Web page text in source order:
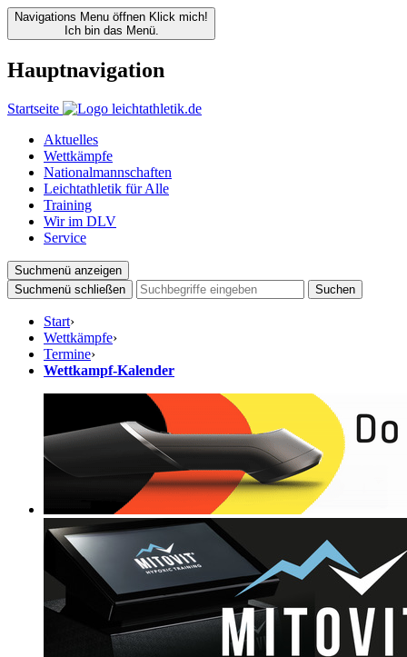
Navigations Menu öffnen Klick mich!
Ich bin das Menü.
Hauptnavigation
Startseite
Aktuelles
Wettkämpfe
Nationalmannschaften
Leichtathletik für Alle
Training
Wir im DLV
Service
Suchmenü anzeigen
Suchmenü schließen
Suchen
Start›
Wettkämpfe›
Termine›
Wettkampf-Kalender